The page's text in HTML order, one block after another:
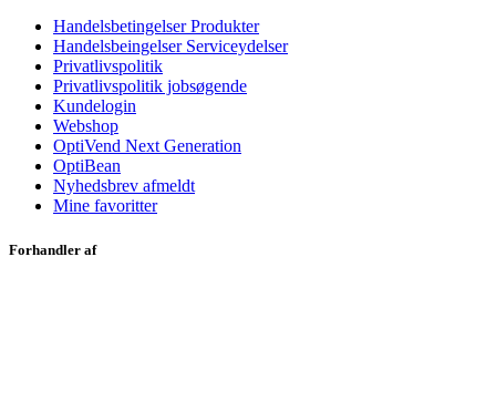
Handelsbetingelser Produkter
Handelsbeingelser Serviceydelser
Privatlivspolitik
Privatlivspolitik jobsøgende
Kundelogin
Webshop
OptiVend Next Generation
OptiBean
Nyhedsbrev afmeldt
Mine favoritter
Forhandler af